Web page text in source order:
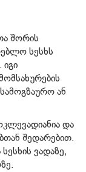
შორის
სესხს
ან
და
შედარებით.
ვადაზე,